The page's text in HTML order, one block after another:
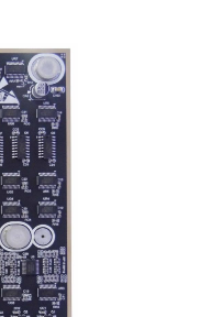
- 60%
100.000